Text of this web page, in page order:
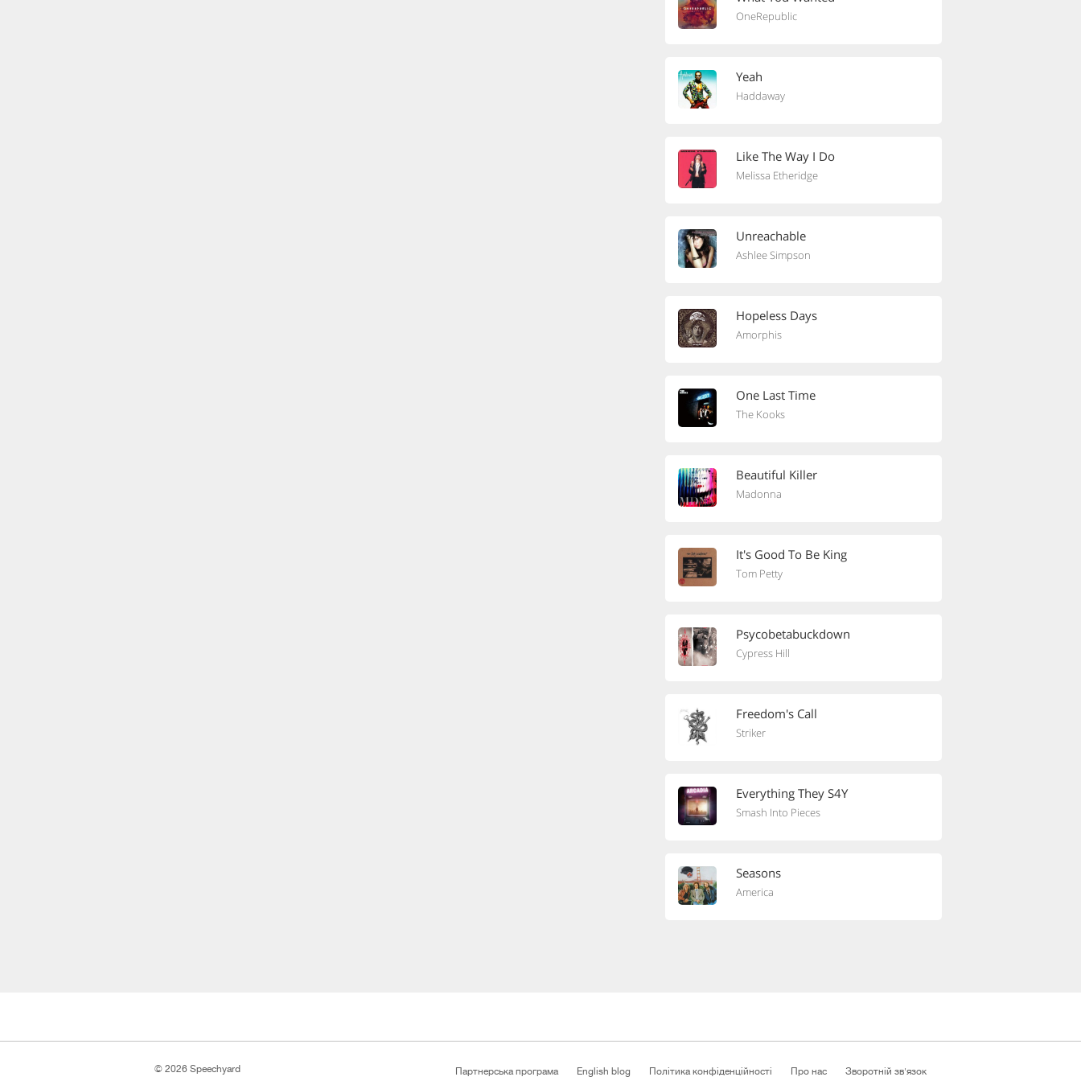
OneRepublic
Yeah
Haddaway
Like The Way I Do
Melissa Etheridge
Unreachable
Ashlee Simpson
Hopeless Days
Amorphis
One Last Time
The Kooks
Beautiful Killer
Madonna
It's Good To Be King
Tom Petty
Psycobetabuckdown
Cypress Hill
Freedom's Call
Striker
Everything They S4Y
Smash Into Pieces
Seasons
America
Партнерська програма English blog Політика конфіденційності Про нас Зворотній зв'язок
© 2026 Speechyard